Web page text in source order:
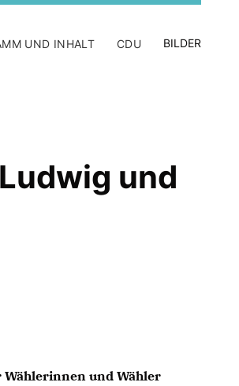
UND INHALT CDU BILDER
und
und Wähler